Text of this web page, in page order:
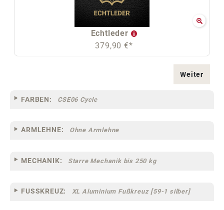
Echtleder
379,90 €*
Weiter
FARBEN: CSE06 Cycle
ARMLEHNE: Ohne Armlehne
MECHANIK: Starre Mechanik bis 250 kg
FUSSKREUZ: XL Aluminium Fußkreuz [59-1 silber]